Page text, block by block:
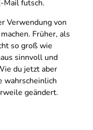
Mail futsch.
Verwendung von
Früher, als
so groß wie
sinnvoll und
du jetzt aber
wahrscheinlich
geändert.